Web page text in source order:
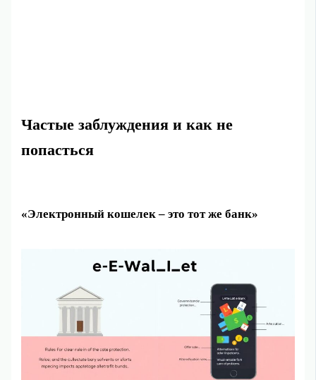
Частые заблуждения и как не
попасться
«Электронный кошелек – это тот же банк»